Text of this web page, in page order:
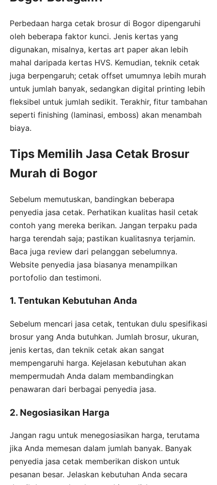
Perbedaan harga cetak brosur di Bogor dipengaruhi
oleh beberapa faktor kunci. Jenis kertas yang
digunakan, misalnya, kertas art paper akan lebih
mahal daripada kertas HVS. Kemudian, teknik cetak
juga berpengaruh; cetak offset umumnya lebih murah
untuk jumlah banyak, sedangkan digital printing lebih
fleksibel untuk jumlah sedikit. Terakhir, fitur tambahan
seperti finishing (laminasi, emboss) akan menambah
biaya.
Tips Memilih Jasa Cetak Brosur
Murah di Bogor
Sebelum memutuskan, bandingkan beberapa
penyedia jasa cetak. Perhatikan kualitas hasil cetak
contoh yang mereka berikan. Jangan terpaku pada
harga terendah saja; pastikan kualitasnya terjamin.
Baca juga review dari pelanggan sebelumnya.
Website penyedia jasa biasanya menampilkan
portofolio dan testimoni.
1. Tentukan Kebutuhan Anda
Sebelum mencari jasa cetak, tentukan dulu spesifikasi
brosur yang Anda butuhkan. Jumlah brosur, ukuran,
jenis kertas, dan teknik cetak akan sangat
mempengaruhi harga. Kejelasan kebutuhan akan
mempermudah Anda dalam membandingkan
penawaran dari berbagai penyedia jasa.
2. Negosiasikan Harga
Jangan ragu untuk menegosiasikan harga, terutama
jika Anda memesan dalam jumlah banyak. Banyak
penyedia jasa cetak memberikan diskon untuk
pesanan besar. Jelaskan kebutuhan Anda secara